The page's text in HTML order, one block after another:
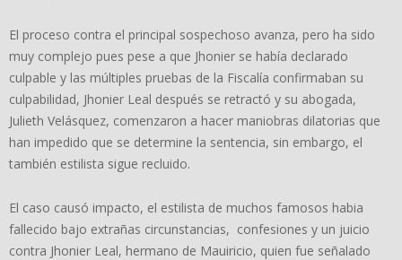
El proceso contra el principal sospechoso avanza, pero ha sido
muy complejo pues pese a que Jhonier se había declarado
culpable y las múltiples pruebas de la Fiscalía confirmaban su
culpabilidad, Jhonier Leal después se retractó y su abogada,
Julieth Velásquez, comenzaron a hacer maniobras dilatorias que
han impedido que se determine la sentencia, sin embargo, el
también estilista sigue recluido.
El caso causó impacto, el estilista de muchos famosos habia
fallecido bajo extrañas circunstancias, confesiones y un juicio
contra Jhonier Leal, hermano de Mauiricio, quien fue señalado